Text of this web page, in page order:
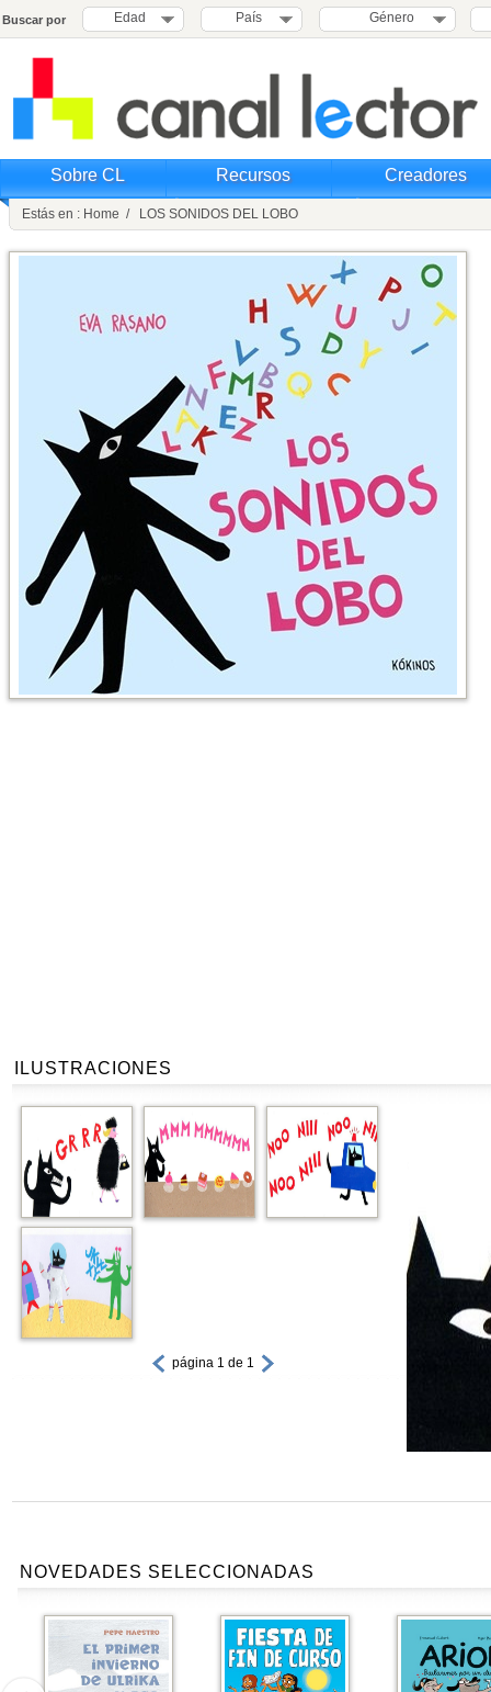
Buscar por Edad País Género
Sobre CL Recursos Creadores
Estás en : Home / LOS SONIDOS DEL LOBO
ILUSTRACIONES
página 1 de 1
NOVEDADES SELECCIONADAS